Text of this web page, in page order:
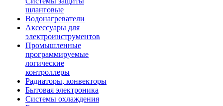
шланговые
Водонагреватели
Аксессуары для
электроинструментов
Промышленные
программируемые
логические
контроллеры
Радиаторы, конвекторы
Бытовая электроника
Системы охлаждения